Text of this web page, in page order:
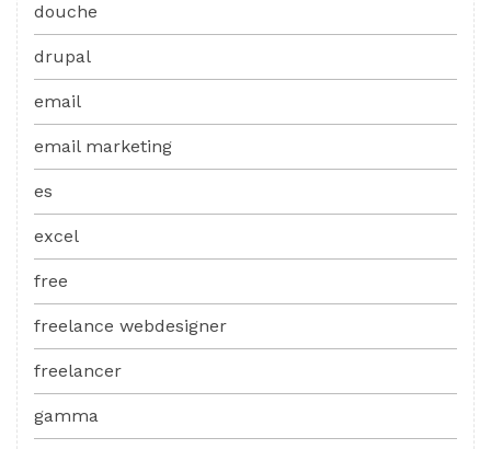
douche
drupal
email
email marketing
es
excel
free
freelance webdesigner
freelancer
gamma